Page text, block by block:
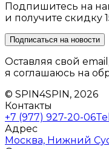
Подпишитесь на
и получите скидку
Подписаться на новости
Оставляя свой
я соглашаюсь на
© SPIN4SPIN, 2026
Контакты
+7 (977) 927-20-06
Адрес
Москва, Нижний